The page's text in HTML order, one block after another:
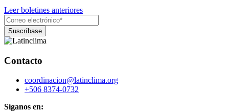
Leer boletines anteriores
Contacto
coordinacion@latinclima.org
+506 8374-0732
Síganos en: